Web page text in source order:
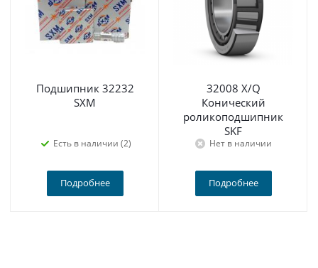
Подшипник 32232
SXM
Есть в наличии (2)
Подробнее
32008 X/Q
Конический
роликоподшипник
SKF
Нет в наличии
Подробнее